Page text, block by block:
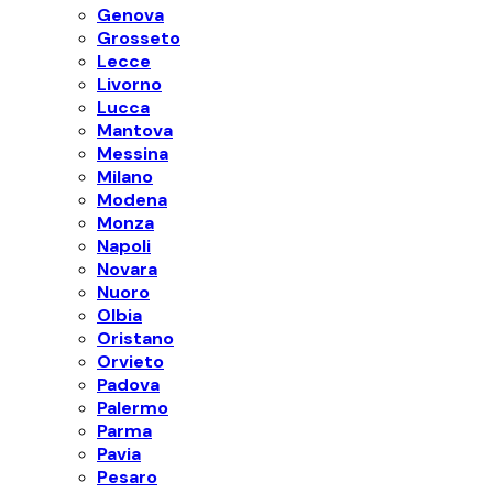
Genova
Grosseto
Lecce
Livorno
Lucca
Mantova
Messina
Milano
Modena
Monza
Napoli
Novara
Nuoro
Olbia
Oristano
Orvieto
Padova
Palermo
Parma
Pavia
Pesaro